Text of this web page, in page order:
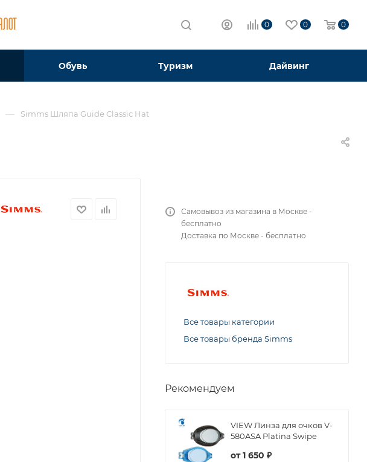
0 0 0
Обувь Туризм Дайвинг
— Simms Шляпа Guide Classic Hat
Самовывоз из магазина в Москве -
бесплатно
Доставка по Москве - бесплатно
Все товары категории
Все товары бренда Simms
Рекомендуем
VIEW Линза для очков V-
580ASA Platina Swipe
от1 650 ₽